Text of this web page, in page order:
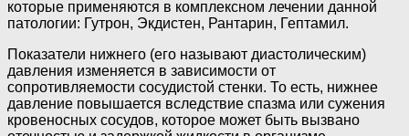
которые применяются в комплексном лечении данной
патологии: Гутрон, Экдистен, Рантарин, Гептамил.
Показатели нижнего (его называют диастолическим)
давления изменяется в зависимости от
сопротивляемости сосудистой стенки. То есть, нижнее
давление повышается вследствие спазма или сужения
кровеносных сосудов, которое может быть вызвано